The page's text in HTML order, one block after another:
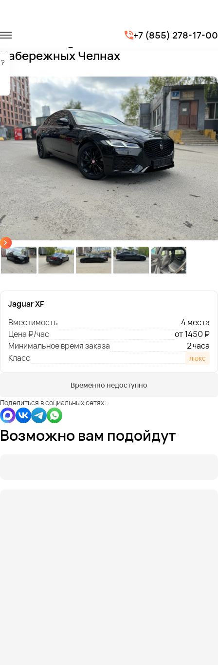
+7 (855) 278-17-00
?
Легковые автомобили
Заказать Jaguar XF с водителем в
Набережных Челнах
Jaguar XF
Вместимость
4 места
Цена ₽/час
от 1450 ₽
Минимальное время заказа
2 часа
Класс
люкс
Временно недоступно
Поделиться в социальных сетях:
Возможно вам подойдут